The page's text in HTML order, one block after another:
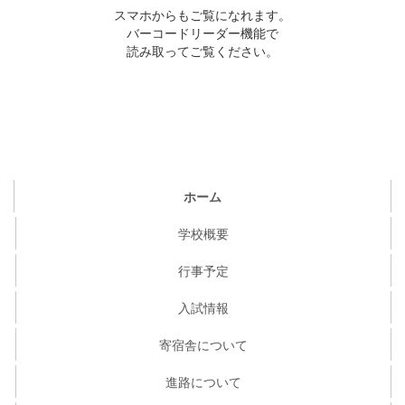
スマホからもご覧になれます。
バーコードリーダー機能で
読み取ってご覧ください。
ホーム
学校概要
行事予定
入試情報
寄宿舎について
進路について